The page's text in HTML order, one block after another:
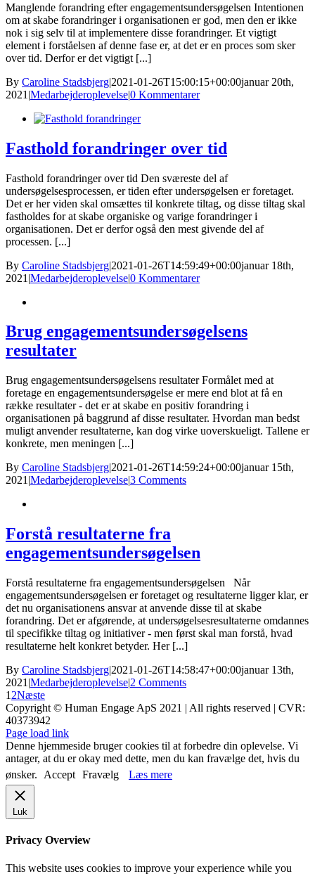
Manglende forandring efter engagementsundersøgelsen Intentionen
om at skabe forandringer i organisationen er god, men den er ikke
nok i sig selv til at implementere disse forandringer. Et vigtigt
element i forståelsen af denne fase er, at det er en proces som sker
over tid. Derfor er det vigtigt [...]
By Caroline Stadsbjerg|2021-01-26T15:00:15+00:00januar 20th,
2021 |Medarbejderoplevelse|0 Kommentarer
Fasthold forandringer over tid
Fasthold forandringer over tid Den sværeste del af
undersøgelsesprocessen, er tiden efter undersøgelsen er foretaget.
Det er her viden skal omsættes til konkrete tiltag, og disse tiltag skal
fastholdes for at skabe organiske og varige forandringer i
organisationen. Det er derfor også den mest givende del af
processen. [...]
By Caroline Stadsbjerg|2021-01-26T14:59:49+00:00januar 18th,
2021 |Medarbejderoplevelse|0 Kommentarer
Brug engagementsundersøgelsens
resultater
Brug engagementsundersøgelsens resultater Formålet med at
foretage en engagementsundersøgelse er mere end blot at få en
række resultater - det er at skabe en positiv forandring i
organisationen på baggrund af disse resultater. Hvordan man bedst
muligt anvender resultaterne, kan dog virke uoverskueligt. Tallene er
konkrete, men meningen [...]
By Caroline Stadsbjerg|2021-01-26T14:59:24+00:00januar 15th,
2021 |Medarbejderoplevelse|3 Comments
Forstå resultaterne fra
engagementsundersøgelsen
Forstå resultaterne fra engagementsundersøgelsen Når
engagementsundersøgelsen er foretaget og resultaterne ligger klar, er
det nu organisationens ansvar at anvende disse til at skabe
forandring. Det er afgørende, at undersøgelsesresultaterne omdannes
til specifikke tiltag og initiativer - men først skal man forstå, hvad
resultaterne helt konkret betyder. Her [...]
By Caroline Stadsbjerg|2021-01-26T14:58:47+00:00januar 13th,
2021 |Medarbejderoplevelse|2 Comments
1 2Næste
Copyright © Human Engage ApS 2021 | All rights reserved | CVR:
40373942
Page load link
Denne hjemmeside bruger cookies til at forbedre din oplevelse. Vi
antager, at du er okay med dette, men du kan fravælge det, hvis du
ønsker.
Accept Fravælg Læs mere
Luk
Privacy Overview
This website uses cookies to improve your experience while you